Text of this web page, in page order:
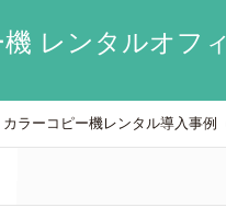
レンタルオフ
カラーコピー機レンタル導入事例